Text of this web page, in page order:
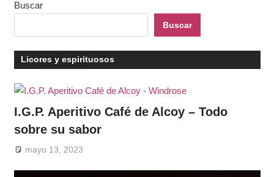
Buscar
Buscar
Licores y espirituosos
I.G.P. Aperitivo Café de Alcoy – Todo
sobre su sabor
mayo 13, 2023